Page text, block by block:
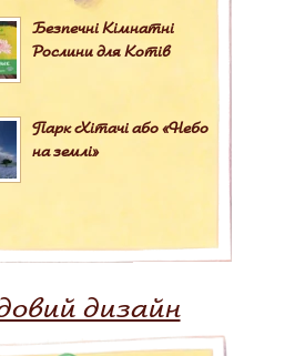
Безпечні Кімнатні
Рослини для Котів
Парк Хітачі або «Небо
на землі»
дизайн